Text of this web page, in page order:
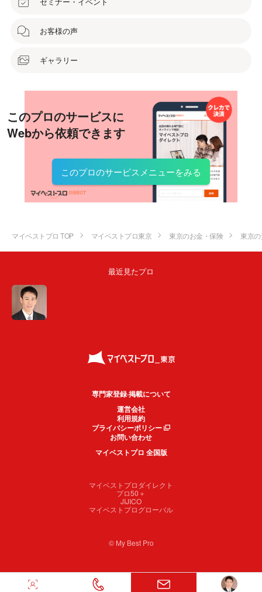
お客様の声
ギャラリー
このプロのサービスに
Webから依頼できます
このプロのサービスメニューをみる
マイベストプロ TOP マイベストプロ東京 東京のお金・保険 東京
最近見たプロ
専門家登録·掲載について
運営会社
利用規約
プライバシーポリシー
お問い合わせ
マイベストプロ 全国版
マイベストプロダイレクト
プロ50＋
JIJICO
マイベストプログローバル
© My Best Pro